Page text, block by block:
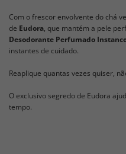
Com o frescor envolvente do chá
de Eudora, que mantém a pele
Desodorante Perfumado
instantes de cuidado.
Reaplique quantas vezes quiser,
O exclusivo segredo de Eudora
tempo.